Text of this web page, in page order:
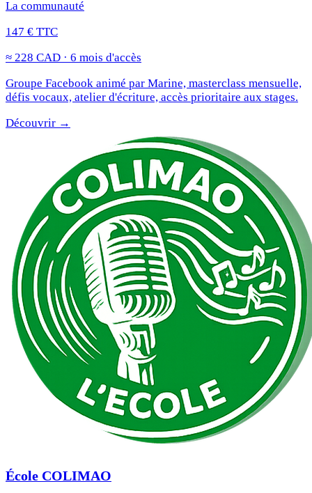
La communauté
147 € TTC
≈ 228 CAD · 6 mois d'accès
Groupe Facebook animé par Marine, masterclass mensuelle,
défis vocaux, atelier d'écriture, accès prioritaire aux stages.
Découvrir →
École COLIMAO